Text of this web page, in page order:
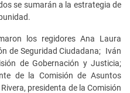
se sumarán a la estrategia de
los regidores Ana Laura
de Seguridad Ciudadana; Iván
de Gobernación y Justicia;
de la Comisión de Asuntos
presidenta de la Comisión